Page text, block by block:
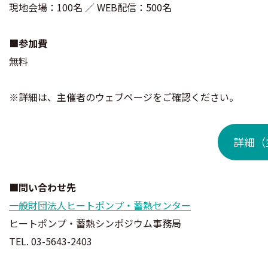
現地会場：100名 ／ WEB配信：500名
■参加費
無料
※詳細は、主催者のウェブページをご確認ください。
詳細（
■問い合わせ先
一般財団法人ヒートポンプ・蓄熱センター
ヒートポンプ・蓄熱シンポジウム事務局
TEL. 03-5643-2403